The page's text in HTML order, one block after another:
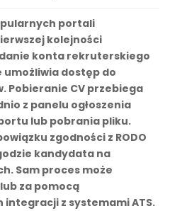
portali
kolejności
konta rekruterskiego
dostęp do
Pobieranie CV przebiega
z panelu ogłoszenia
lub pobrania pliku.
zgodności z RODO
kandydata na
Sam proces może
za pomocą
z systemami ATS.